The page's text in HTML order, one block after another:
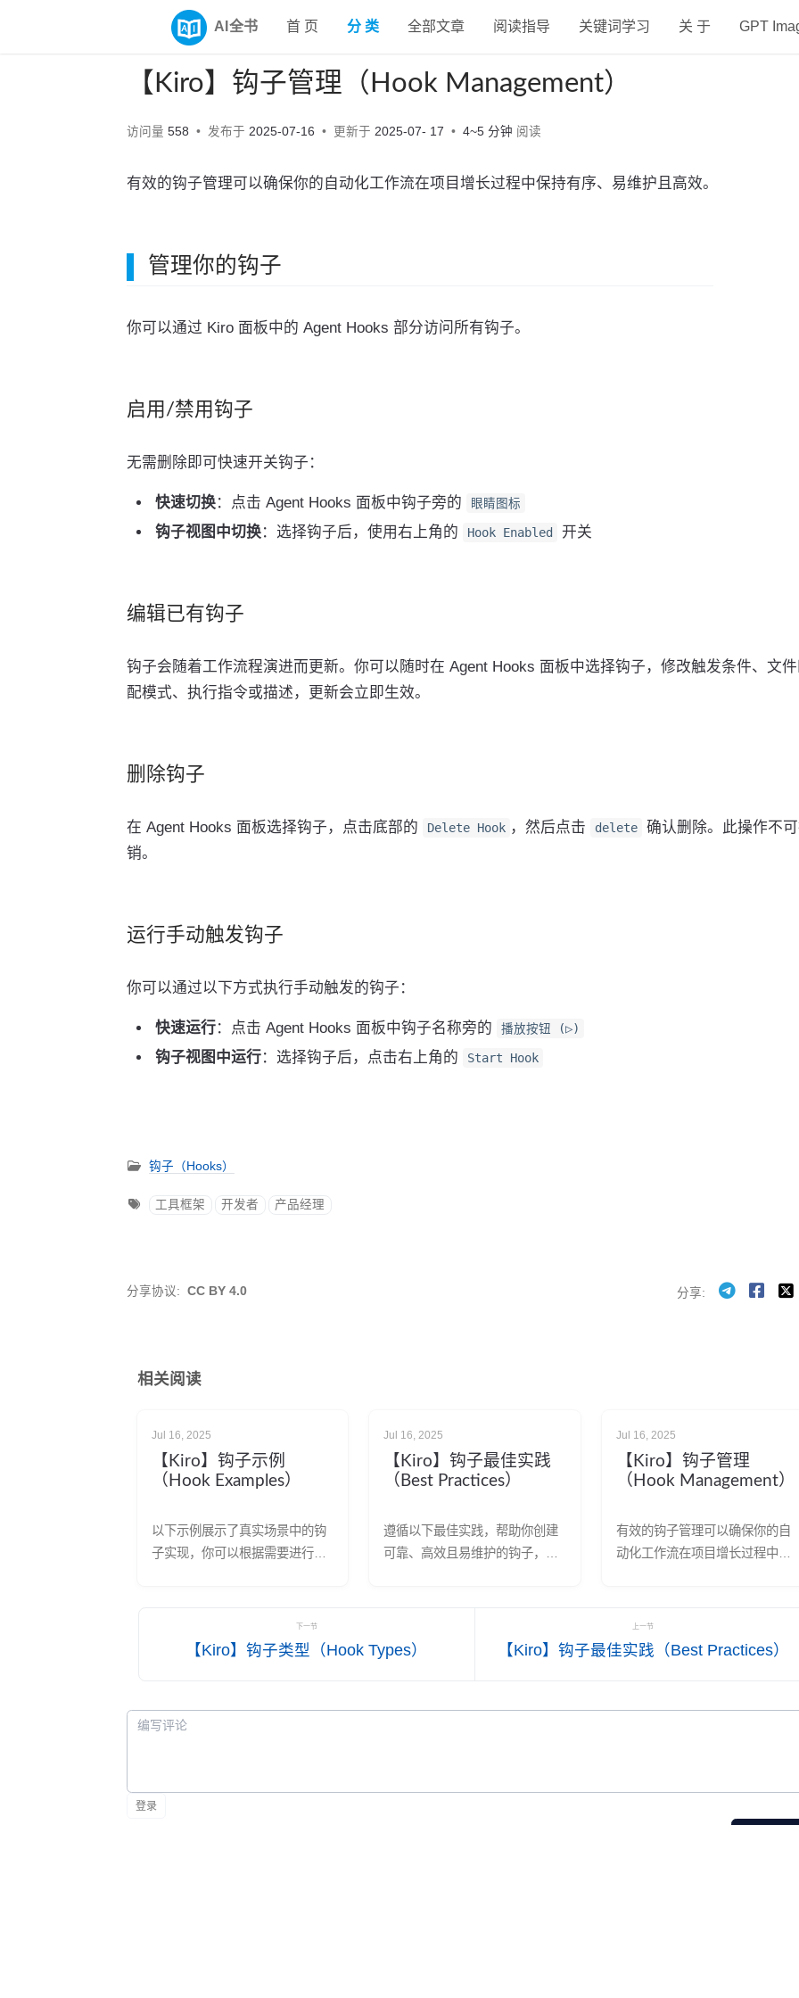
AI全书 首 页 分 类 全部文章 阅读指导 关键词学习 关 于 GPT
【Kiro】钩子管理（Hook Management）
访问量 558 发布于 2025-07-16 更新于 2025-07- 17 4~5 分钟 阅读
有效的钩子管理可以确保你的自动化工作流在项目增长过程中保持有序、易维护且高效。
管理你的钩子
你可以通过 Kiro 面板中的 Agent Hooks 部分访问所有钩子。
启用/禁用钩子
无需删除即可快速开关钩子：
快速切换：点击 Agent Hooks 面板中钩子旁的 眼睛图标
钩子视图中切换：选择钩子后，使用右上角的 Hook Enabled 开关
编辑已有钩子
钩子会随着工作流程演进而更新。你可以随时在 Agent Hooks 面板中选择钩子，修改触发条件、文
配模式、执行指令或描述，更新会立即生效。
删除钩子
在 Agent Hooks 面板选择钩子，点击底部的 Delete Hook ，然后点击 delete
确认删除。此操作不
销。
运行手动触发钩子
你可以通过以下方式执行手动触发的钩子：
快速运行：点击 Agent Hooks 面板中钩子名称旁的 播放按钮 (▷)
钩子视图中运行：选择钩子后，点击右上角的 Start Hook
钩子（Hooks）
工具框架 开发者 产品经理
分享协议: CC BY 4.0 分享
相关阅读
Jul 16, 2025
【Kiro】钩子示例
（Hook Examples）
以下示例展示了真实场景中的钩
子实现，你可以根据需要进行调
（Security Pre-Commit
型： 文件保存 目标： **/* 钩子指
令： Review
Jul 16, 2025
【Kiro】钩子最佳实践
（Best Practices）
遵循以下最佳实践，帮助你创建
可靠、高效且易维护的钩子，提
杂操作使用编号步骤 充分测试 在
文件匹配模式，逐步扩大
Jul 16, 2025
【Kiro】钩子管理
（Hook Management）
有效的钩子管理可以确保你的自
动化工作流在项目增长过程中保
的 Agent Hooks 部分访问所有钩
子。 启用/禁用钩子 无需删除即
眼睛图标 钩子视图中切换：选择
下一节
【Kiro】钩子类型（Hook Types）
上一节
【Kiro】钩子最佳实践（Best Practices）